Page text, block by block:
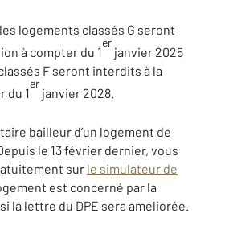
logements classés G seront
à compter du 1
er
janvier 2025
F seront interdits à la
du 1
er
janvier 2028.
bailleur d’un logement de
le 13 février dernier, vous
sur le simulateur de
est concerné par la
la lettre du DPE sera améliorée.